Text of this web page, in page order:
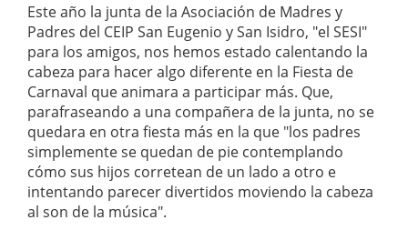
Este año la junta de la Asociación de Madres y
Padres del CEIP San Eugenio y San Isidro, "el SESI"
para los amigos, nos hemos estado calentando la
cabeza para hacer algo diferente en la Fiesta de
Carnaval que animara a participar más. Que,
parafraseando a una compañera de la junta, no se
quedara en otra fiesta más en la que "los padres
simplemente se quedan de pie contemplando
cómo sus hijos corretean de un lado a otro e
intentando parecer divertidos moviendo la cabeza
al son de la música".